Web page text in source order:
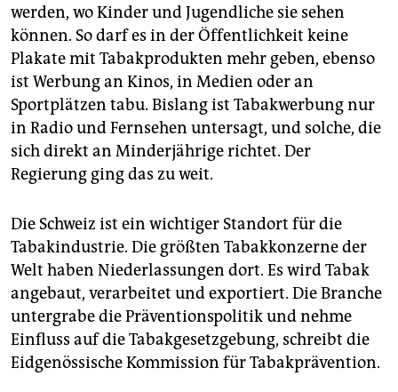
werden, wo Kinder und Jugendliche sie sehen
können. So darf es in der Öffentlichkeit keine
Plakate mit Tabakprodukten mehr geben, ebenso
ist Werbung an Kinos, in Medien oder an
Sportplätzen tabu. Bislang ist Tabakwerbung nur
in Radio und Fernsehen untersagt, und solche, die
sich direkt an Minderjährige richtet. Der
Regierung ging das zu weit.
Die Schweiz ist ein wichtiger Standort für die
Tabakindustrie. Die größten Tabakkonzerne der
Welt haben Niederlassungen dort. Es wird Tabak
angebaut, verarbeitet und exportiert. Die Branche
untergrabe die Präventionspolitik und nehme
Einfluss auf die Tabakgesetzgebung, schreibt die
Eidgenössische Kommission für Tabakprävention.